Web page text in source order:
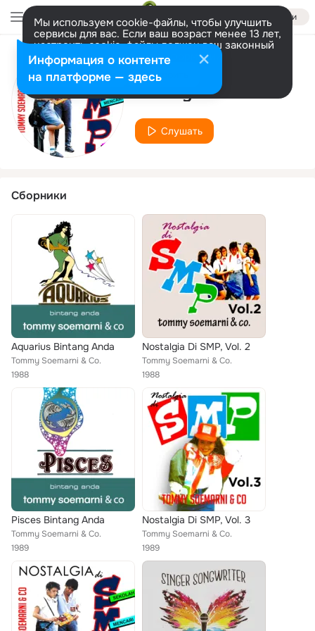
Войти
Мы используем cookie-файлы, чтобы улучшить
сервисы для вас. Если ваш возраст менее 13 лет,
настроить cookie-файлы должен ваш законный
представитель. Больше информации
Разрешить все Настроить
Исполнитель
Tommy Soemarni
Слушать
Сборники
Aquarius Bintang Anda
Tommy Soemarni & Co.
1988
Nostalgia Di SMP, Vol. 2
Tommy Soemarni & Co.
1988
Pisces Bintang Anda
Tommy Soemarni & Co.
1989
Nostalgia Di SMP, Vol. 3
Tommy Soemarni & Co.
1989
Информация о контенте
на платформе — здесь